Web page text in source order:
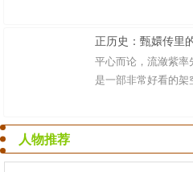
正历史：甄嬛传里
平心而论，流潋紫率
是一部非常好看的架
人物推荐